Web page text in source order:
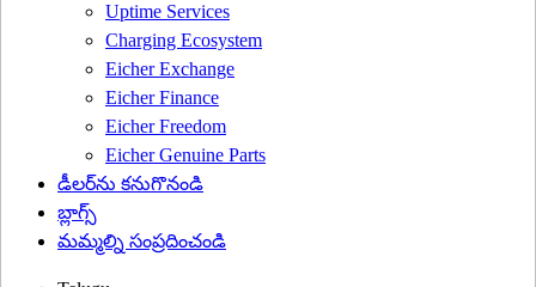
Uptime Services
Charging Ecosystem
Eicher Exchange
Eicher Finance
Eicher Freedom
Eicher Genuine Parts
డీలర్‌ను కనుగొనండి
బ్లాగ్స్
మమ్మల్ని సంప్రదించండి